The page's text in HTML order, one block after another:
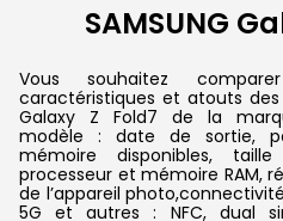
SAMSUNG
Vous souhaitez
caractéristiques et atouts des
Galaxy Z Fold7 de la
modèle : date de sortie,
mémoire disponibles,
processeur et mémoire RAM,
de l’appareil
5G et autres : NFC, dual